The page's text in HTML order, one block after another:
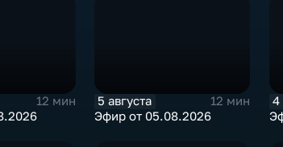
12 мин
5 августа
12 мин
Эфир от 05.08.2026
4